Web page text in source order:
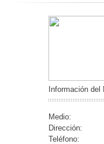
Información del
Medio:
Dirección:
Teléfono: